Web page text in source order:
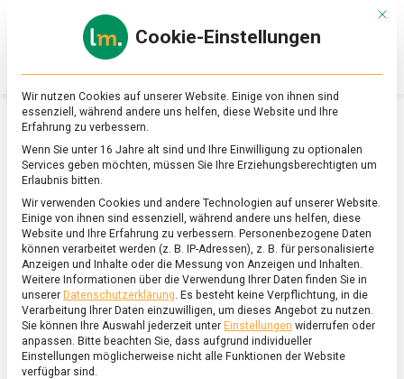
Online-
Magazin
zu
&
Ernährung
SCHLAGWORT:AQUAVIT
Mit
Cookie-Einstellungen
Wir nutzen Cookies auf unserer Website. Einige von ihnen sind
essenziell, während andere uns helfen, diese Website und Ihre
Erfahrung zu verbessern.
Wenn Sie unter 16 Jahre alt sind und Ihre Einwilligung zu optionalen
Services geben möchten, müssen Sie Ihre Erziehungsberechtigten um
Erlaubnis bitten.
Wir verwenden Cookies und andere Technologien auf unserer Website.
Einige von ihnen sind essenziell, während andere uns helfen, diese
Website und Ihre Erfahrung zu verbessern. Personenbezogene Daten
können verarbeitet werden (z. B. IP-Adressen), z. B. für personalisierte
Anzeigen und Inhalte oder die Messung von Anzeigen und Inhalten.
Weitere Informationen über die Verwendung Ihrer Daten finden Sie in
unserer Datenschutzerklärung. Es besteht keine Verpflichtung, in die
Verarbeitung Ihrer Daten einzuwilligen, um dieses Angebot zu nutzen.
Sie können Ihre Auswahl jederzeit unter Einstellungen widerrufen oder
anpassen. Bitte beachten Sie, dass aufgrund individueller
Einstellungen möglicherweise nicht alle Funktionen der Website
verfügbar sind.